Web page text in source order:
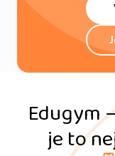
Edugym
je to